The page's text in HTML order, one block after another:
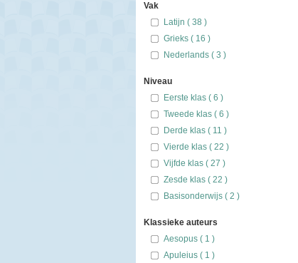
Vak
Latijn ( 38 )
Grieks ( 16 )
Nederlands ( 3 )
Niveau
Eerste klas ( 6 )
Tweede klas ( 6 )
Derde klas ( 11 )
Vierde klas ( 22 )
Vijfde klas ( 27 )
Zesde klas ( 22 )
Basisonderwijs ( 2 )
Klassieke auteurs
Aesopus ( 1 )
Apuleius ( 1 )